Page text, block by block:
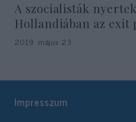
A szocialisták nyertek
Hollandiában az exit
2019. május 23.
Impresszum